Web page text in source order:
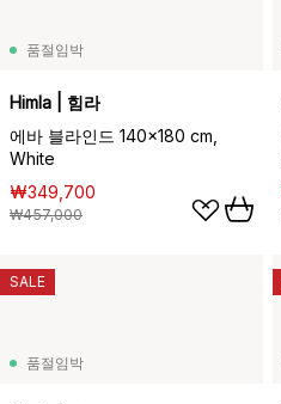
품절임박
Himla | 힘라
에바 블라인드 140x180 cm,
White
₩349,700
₩457,000
품절임박
SALE